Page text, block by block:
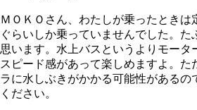
ＭＯＫＯさん、わたしが乗ったときは
ぐらいしか乗っていませんでした。た
思います。水上バスというよりモータ
スピード感があって楽しめますよ。た
ラに水しぶきがかかる可能性があるの
ください。